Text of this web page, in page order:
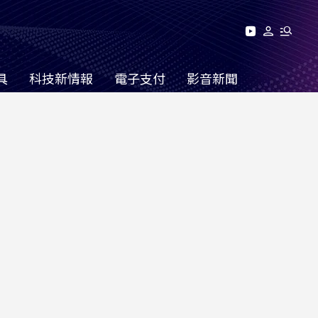
科技新情報 電子支付 影音新聞